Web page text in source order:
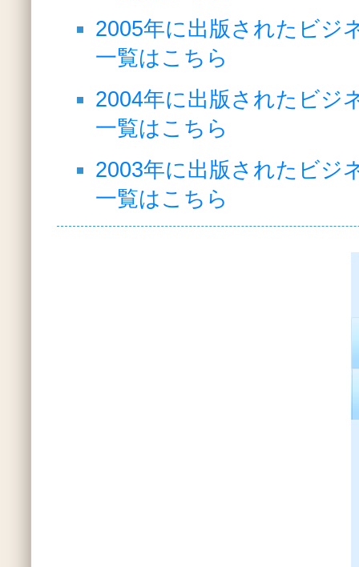
2005年に出版されたビジ
一覧はこちら
2004年に出版されたビジ
一覧はこちら
2003年に出版されたビジ
一覧はこちら